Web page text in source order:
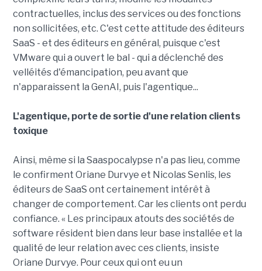
contractuelles, inclus des services ou des fonctions
non sollicitées, etc. C'est cette attitude des éditeurs
SaaS - et des éditeurs en général, puisque c'est
VMware qui a ouvert le bal - qui a déclenché des
velléités d'émancipation, peu avant que
n'apparaissent la GenAI, puis l'agentique...
L'agentique, porte de sortie d'une relation clients
toxique
Ainsi, même si la Saaspocalypse n'a pas lieu, comme
le confirment Oriane Durvye et Nicolas Senlis, les
éditeurs de SaaS ont certainement intérêt à
changer de comportement. Car les clients ont perdu
confiance. « Les principaux atouts des sociétés de
software résident bien dans leur base installée et la
qualité de leur relation avec ces clients, insiste
Oriane Durvye. Pour ceux qui ont eu un